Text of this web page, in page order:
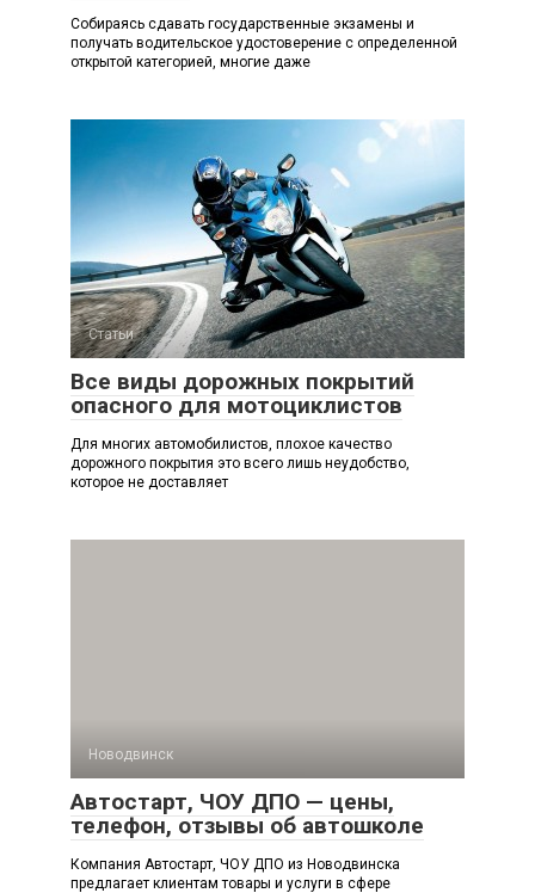
Собираясь сдавать государственные экзамены и
получать водительское удостоверение с определенной
открытой категорией, многие даже
Статьи
Все виды дорожных покрытий
опасного для мотоциклистов
Для многих автомобилистов, плохое качество
дорожного покрытия это всего лишь неудобство,
которое не доставляет
Новодвинск
Автостарт, ЧОУ ДПО — цены,
телефон, отзывы об автошколе
Компания Автостарт, ЧОУ ДПО из Новодвинска
предлагает клиентам товары и услуги в сфере